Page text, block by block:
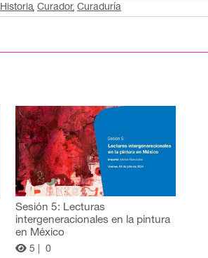
Historia Curador Curaduría
Sesión 5: Lecturas
intergeneracionales en la pintura
en México
5 | 0